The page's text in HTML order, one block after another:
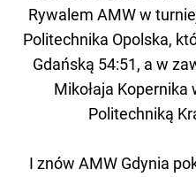
Rywalem AMW w
Politechnika Opolska,
Gdańską 54:51, a w
Mikołaja
Politechniką
I znów AMW Gdynia